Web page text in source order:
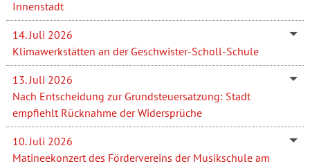
Innenstadt
14. Juli 2026
Klimawerkstätten an der Geschwister-Scholl-Schule
13. Juli 2026
Nach Entscheidung zur Grundsteuersatzung: Stadt
empfiehlt Rücknahme der Widersprüche
10. Juli 2026
Matineekonzert des Fördervereins der Musikschule am